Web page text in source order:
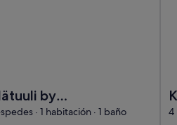
by
· 1 habitación · 1 baño 4